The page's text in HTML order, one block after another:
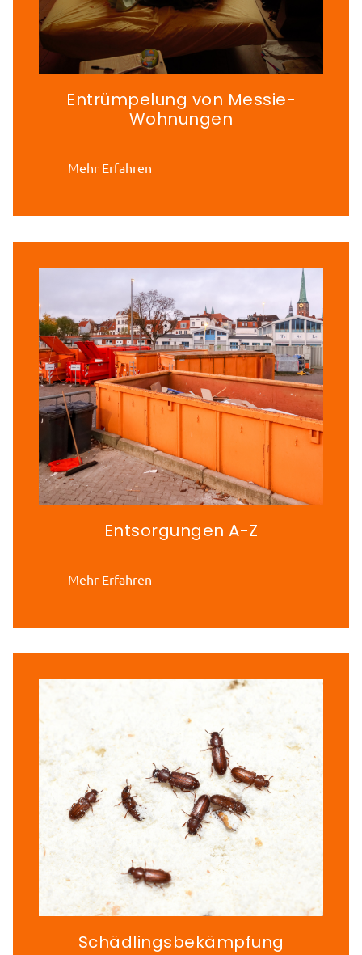
Entrümpelung von Messie-
Wohnungen
Mehr Erfahren
Entsorgungen A-Z
Mehr Erfahren
Schädlingsbekämpfung